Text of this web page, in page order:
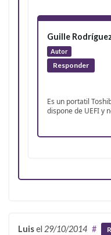
Guille
Autor
Responder
Es un portatil
dispone de UEFI y
Luisel 29/10/2014 #